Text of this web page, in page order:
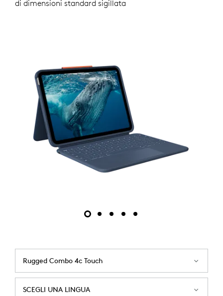
LOGITECH
di dimensioni standard sigillata
Rugged Combo 4c Touch
SCEGLI UNA LINGUA